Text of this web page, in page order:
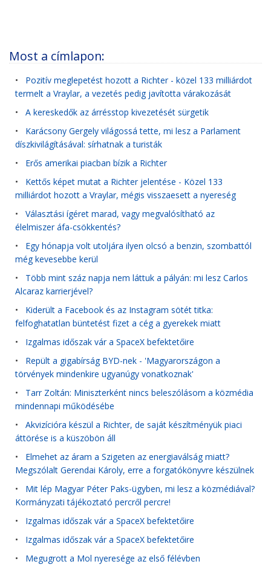
Most a címlapon:
• Pozitív meglepetést hozott a Richter - közel 133 milliárdot
termelt a Vraylar, a vezetés pedig javította várakozását
• A kereskedők az árrésstop kivezetését sürgetik
• Karácsony Gergely világossá tette, mi lesz a Parlament
díszkivilágításával: sírhatnak a turisták
• Erős amerikai piacban bízik a Richter
• Kettős képet mutat a Richter jelentése - Közel 133
milliárdot hozott a Vraylar, mégis visszaesett a nyereség
• Választási ígéret marad, vagy megvalósítható az
élelmiszer áfa-csökkentés?
• Egy hónapja volt utoljára ilyen olcsó a benzin, szombattól
még kevesebbe kerül
• Több mint száz napja nem láttuk a pályán: mi lesz Carlos
Alcaraz karrierjével?
• Kiderült a Facebook és az Instagram sötét titka:
felfoghatatlan büntetést fizet a cég a gyerekek miatt
• Izgalmas időszak vár a SpaceX befektetőire
• Repült a gigabírság BYD-nek - 'Magyarországon a
törvények mindenkire ugyanúgy vonatkoznak'
• Tarr Zoltán: Miniszterként nincs beleszólásom a közmédia
mindennapi működésébe
• Akvizícióra készül a Richter, de saját készítményük piaci
áttörése is a küszöbön áll
• Elmehet az áram a Szigeten az energiaválság miatt?
Megszólalt Gerendai Károly, erre a forgatókönyvre készülnek
• Mit lép Magyar Péter Paks-ügyben, mi lesz a közmédiával?
Kormányzati tájékoztató percről percre!
• Izgalmas időszak vár a SpaceX befektetőire
• Izgalmas időszak vár a SpaceX befektetőire
• Megugrott a Mol nyeresége az első félévben